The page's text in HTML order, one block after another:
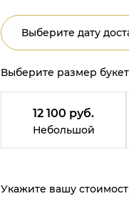
Выберите дату
Выберите размер
12 100 руб.
Небольшой
Укажите вашу